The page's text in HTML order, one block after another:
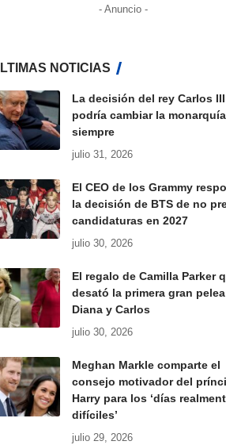
- Anuncio -
NOTICIAS
La decisión del rey Carlos
podría cambiar la
siempre
julio 31, 2026
El CEO de los Grammy
la decisión de BTS de no
candidaturas en 2027
julio 30, 2026
El regalo de Camilla Parker
desató la primera gran
Diana y Carlos
julio 30, 2026
Meghan Markle comparte el
consejo motivador del
Harry para los ‘días
difíciles’
julio 29, 2026